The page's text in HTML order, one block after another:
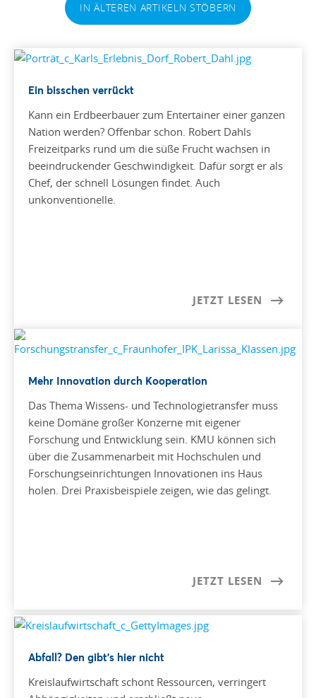
IN ÄLTEREN ARTIKELN STÖBERN
Ein bisschen verrückt
Kann ein Erdbeerbauer zum Entertainer einer ganzen
Nation werden? Offenbar schon. Robert Dahls
Freizeitparks rund um die süße Frucht wachsen in
beeindruckender Geschwindigkeit. Dafür sorgt er als
Chef, der schnell Lösungen findet. Auch
unkonventionelle.
JETZT LESEN
Mehr Innovation durch Kooperation
Das Thema Wissens- und Technologietransfer muss
keine Domäne großer Konzerne mit eigener
Forschung und Entwicklung sein. KMU können sich
über die Zusammenarbeit mit Hochschulen und
Forschungseinrichtungen Innovationen ins Haus
holen. Drei Praxisbeispiele zeigen, wie das gelingt.
JETZT LESEN
Abfall? Den gibt’s hier nicht
Kreislaufwirtschaft schont Ressourcen, verringert